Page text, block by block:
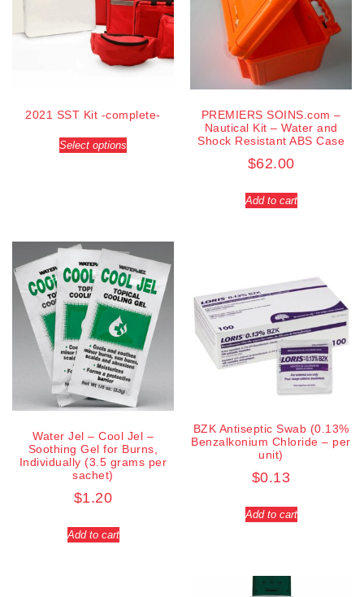
2021 SST Kit -complete-
Select options
PREMIERS SOINS.com –
Nautical Kit – Water and
Shock Resistant ABS Case
$62.00
Add to cart
Water Jel – Cool Jel –
Soothing Gel for Burns,
Individually (3.5 grams per
sachet)
$1.20
Add to cart
BZK Antiseptic Swab (0.13%
Benzalkonium Chloride – per
unit)
$0.13
Add to cart